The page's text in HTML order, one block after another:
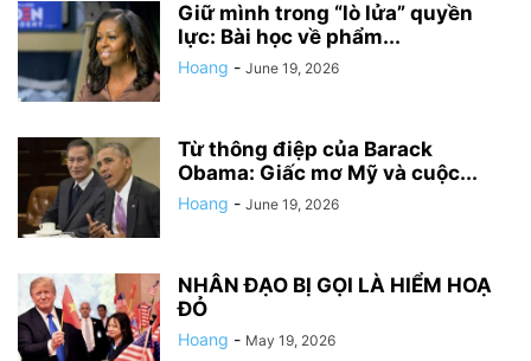
Giữ mình trong “lò lửa” quyền
lực: Bài học về phẩm...
Hoang - June 19, 2026
Từ thông điệp của Barack
Obama: Giấc mơ Mỹ và cuộc...
Hoang - June 19, 2026
NHÂN ĐẠO BỊ GỌI LÀ HIỂM HOẠ
ĐỎ
Hoang - May 19, 2026